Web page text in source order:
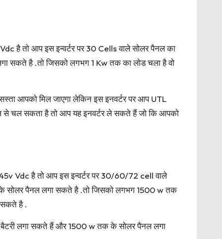
है तो आप इस इन्वर्टर पर 30 Cells वाले सोलर पैनल का
सकते है .तो जिसको लगभग 1 Kw तक का लोड चला है वो
आपको मिल जाएगा लेकिन इस इनवर्टर पर आप UTL
चल सकता है तो आप यह इनवर्टर ले सकते हैं जो कि आपको
Vdc है तो आप इस इन्वर्टर पर 30/60/72 cell वाले
के सोलर पैनल लगा सकते है .तो जिसको लगभग 1500 w तक
सकते है .
बैटरी लगा सकते हैं और 1500 w तक के सोलर पैनल लगा